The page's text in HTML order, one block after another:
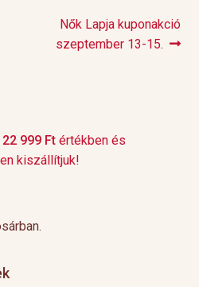
Next
post:
Nők Lapja kuponakció
szeptember 13-15.
22 999 Ftértékben és
kiszállítjuk!